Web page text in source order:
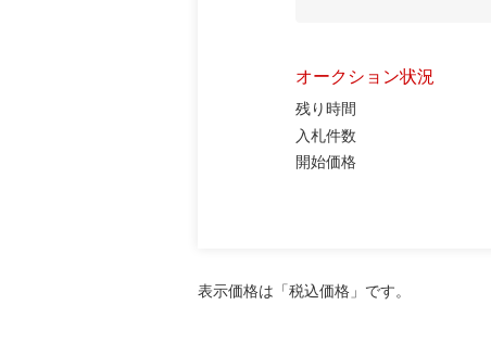
オークション状況
残り時間
入札件数
開始価格
表示価格は「税込価格」です。